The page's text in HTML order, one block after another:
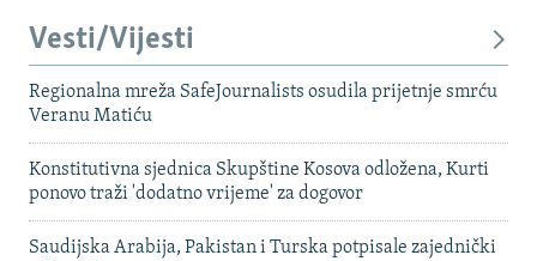
Vesti/Vijesti
Regionalna mreža SafeJournalists osudila prijetnje smrću
Veranu Matiću
Konstitutivna sjednica Skupštine Kosova odložena, Kurti
ponovo traži 'dodatno vrijeme' za dogovor
Saudijska Arabija, Pakistan i Turska potpisale zajednički